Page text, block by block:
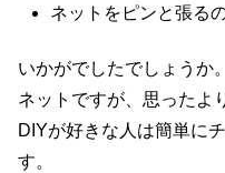
ネットをピンと張る
いかがでしたでしょうか
ネットですが、思ったよ
DIYが好きな人は簡単に
す。